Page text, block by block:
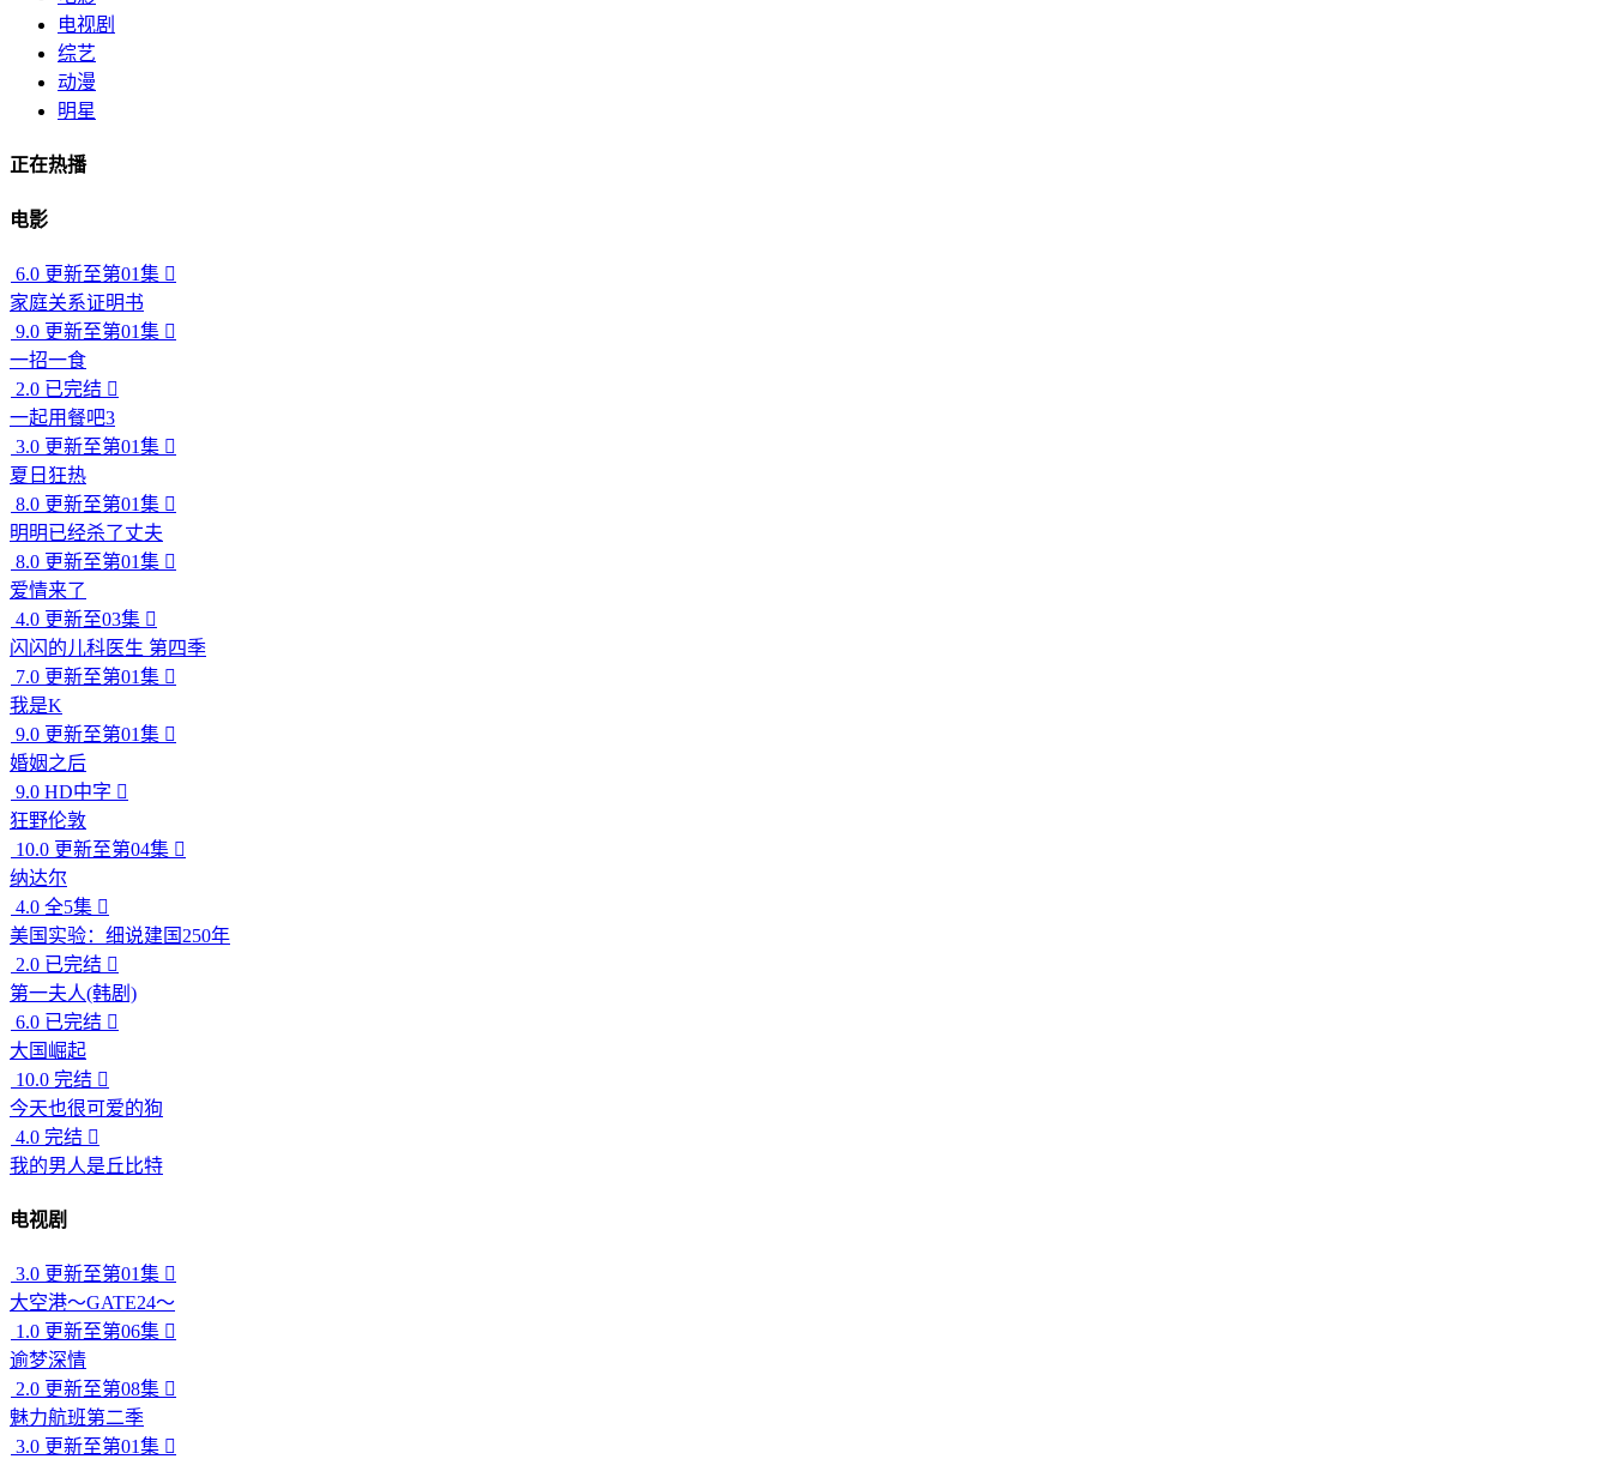
电视剧
综艺
动漫
明星
正在热播
电影
6.0 更新至第01集 
家庭关系证明书
9.0 更新至第01集 
一招一食
2.0 已完结 
一起用餐吧3
3.0 更新至第01集 
夏日狂热
8.0 更新至第01集 
明明已经杀了丈夫
8.0 更新至第01集 
爱情来了
4.0 更新至03集 
闪闪的儿科医生 第四季
7.0 更新至第01集 
我是K
9.0 更新至第01集 
婚姻之后
9.0 HD中字 
狂野伦敦
10.0 更新至第04集 
纳达尔
4.0 全5集 
美国实验：细说建国250年
2.0 已完结 
第一夫人(韩剧)
6.0 已完结 
大国崛起
10.0 完结 
今天也很可爱的狗
4.0 完结 
我的男人是丘比特
电视剧
3.0 更新至第01集 
大空港～GATE24～
1.0 更新至第06集 
逾梦深情
2.0 更新至第08集 
魅力航班第二季
3.0 更新至第01集 